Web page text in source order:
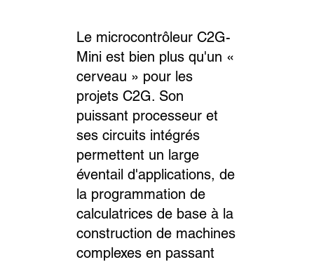
Le microcontrôleur C2G-
Mini est bien plus qu'un «
cerveau » pour les
projets C2G. Son
puissant processeur et
ses circuits intégrés
permettent un large
éventail d'applications, de
la programmation de
calculatrices de base à la
construction de machines
complexes en passant